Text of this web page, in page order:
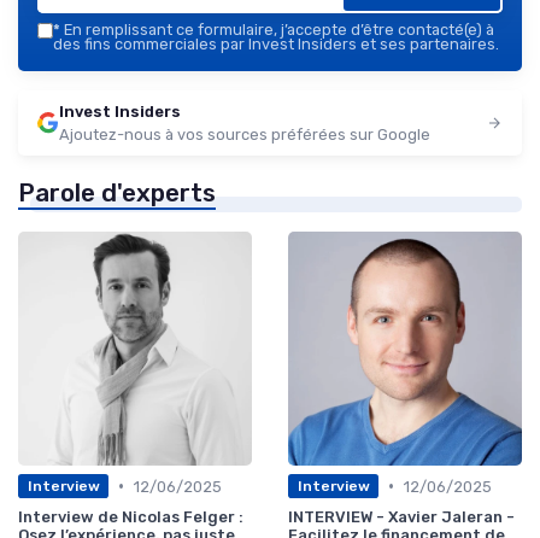
* En remplissant ce formulaire, j’accepte d’être contacté(e) à
des fins commerciales par Invest Insiders et ses partenaires.
Invest Insiders
Ajoutez-nous à vos sources préférées sur Google
Parole d'experts
Interview • 12/06/2025
Interview de Nicolas Felger :
Interview • 12/06/2025
INTERVIEW - Xavier Jaleran -